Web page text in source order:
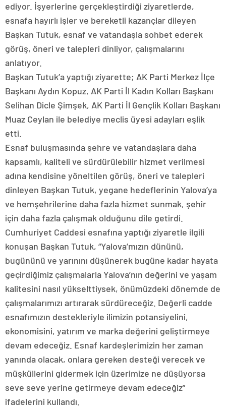
ediyor. İşyerlerine gerçekleştirdiği ziyaretlerde,
esnafa hayırlı işler ve bereketli kazançlar dileyen
Başkan Tutuk, esnaf ve vatandaşla sohbet ederek
görüş, öneri ve talepleri dinliyor, çalışmalarını
anlatıyor.
Başkan Tutuk’a yaptığı ziyarette; AK Parti Merkez İlçe
Başkanı Aydın Kopuz, AK Parti İl Kadın Kolları Başkanı
Selihan Dicle Şimşek, AK Parti İl Gençlik Kolları Başkanı
Muaz Ceylan ile belediye meclis üyesi adayları eşlik
etti.
Esnaf buluşmasında şehre ve vatandaşlara daha
kapsamlı, kaliteli ve sürdürülebilir hizmet verilmesi
adına kendisine yöneltilen görüş, öneri ve talepleri
dinleyen Başkan Tutuk, yegane hedeflerinin Yalova’ya
ve hemşehrilerine daha fazla hizmet sunmak, şehir
için daha fazla çalışmak olduğunu dile getirdi.
Cumhuriyet Caddesi esnafına yaptığı ziyaretle ilgili
konuşan Başkan Tutuk, “Yalova’mızın dününü,
bugününü ve yarınını düşünerek bugüne kadar hayata
geçirdiğimiz çalışmalarla Yalova’nın değerini ve yaşam
kalitesini nasıl yükselttiysek, önümüzdeki dönemde de
çalışmalarımızı artırarak sürdüreceğiz. Değerli cadde
esnafımızın destekleriyle ilimizin potansiyelini,
ekonomisini, yatırım ve marka değerini geliştirmeye
devam edeceğiz. Esnaf kardeşlerimizin her zaman
yanında olacak, onlara gereken desteği verecek ve
müşküllerini gidermek için üzerimize ne düşüyorsa
seve seve yerine getirmeye devam edeceğiz”
ifadelerini kullandı.